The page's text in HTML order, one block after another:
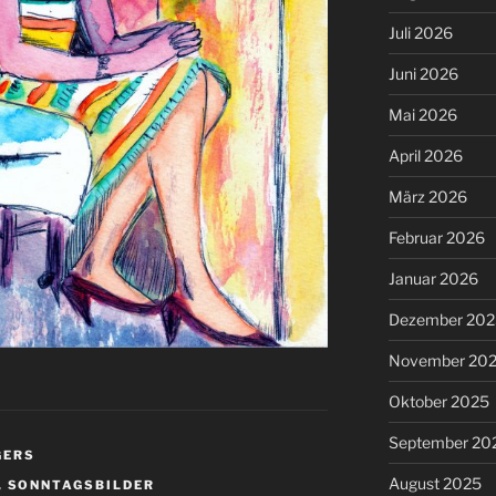
SONNTAGSBILDER
Juli 2026
Juni 2026
Mai 2026
April 2026
März 2026
Februar 2026
Januar 2026
Dezember
November
Oktober 2025
September
August 2025